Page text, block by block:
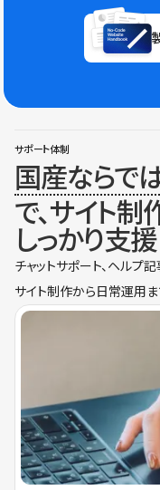
サポート体制
国産ならで
で、サイト
しっかり支援
チャットサポート、ヘルプ
サイト制作から日常運用ま